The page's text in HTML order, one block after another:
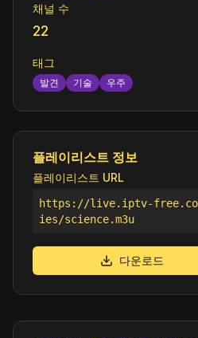
채널 수
22
태그
발견 기술 우주
플레이리스트 정보
플레이리스트 URL
https://live.iptv-
ies/science.m3u
다운로드